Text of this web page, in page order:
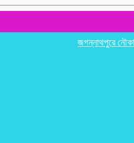
জগন্নাথপুরে নৌকা